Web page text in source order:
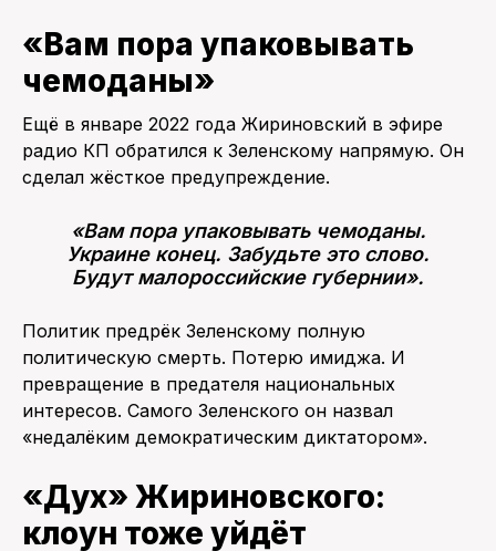
«Вам пора упаковывать
чемоданы»
Ещё в январе 2022 года Жириновский в эфире
радио КП обратился к Зеленскому напрямую. Он
сделал жёсткое предупреждение.
«Вам пора упаковывать чемоданы.
Украине конец. Забудьте это слово.
Будут малороссийские губернии».
Политик предрёк Зеленскому полную
политическую смерть. Потерю имиджа. И
превращение в предателя национальных
интересов. Самого Зеленского он назвал
«недалёким демократическим диктатором».
«Дух» Жириновского:
клоун тоже уйдёт